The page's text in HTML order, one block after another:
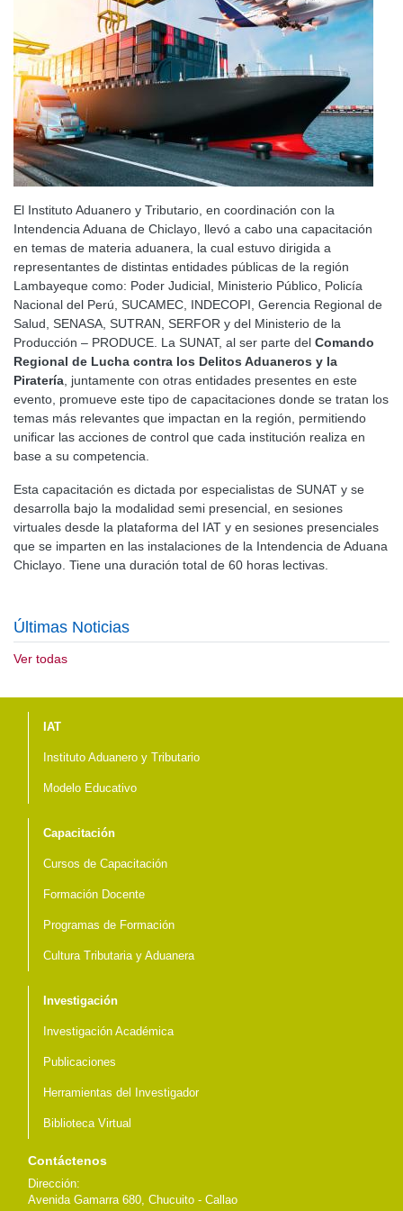
El Instituto Aduanero y Tributario, en coordinación con la
Intendencia Aduana de Chiclayo, llevó a cabo una capacitación
en temas de materia aduanera, la cual estuvo dirigida a
representantes de distintas entidades públicas de la región
Lambayeque como: Poder Judicial, Ministerio Público, Policía
Nacional del Perú, SUCAMEC, INDECOPI, Gerencia Regional de
Salud, SENASA, SUTRAN, SERFOR y del Ministerio de la
Producción – PRODUCE. La SUNAT, al ser parte del Comando
Regional de Lucha contra los Delitos Aduaneros y la
Piratería , juntamente con otras entidades presentes en este
evento, promueve este tipo de capacitaciones donde se tratan los
temas más relevantes que impactan en la región, permitiendo
unificar las acciones de control que cada institución realiza en
base a su competencia.
Esta capacitación es dictada por especialistas de SUNAT y se
desarrolla bajo la modalidad semi presencial, en sesiones
virtuales desde la plataforma del IAT y en sesiones presenciales
que se imparten en las instalaciones de la Intendencia de Aduana
Chiclayo. Tiene una duración total de 60 horas lectivas.
Últimas Noticias
Ver todas
Menú del pie
IAT
Instituto Aduanero y Tributario
Modelo Educativo
Capacitación
Cursos de Capacitación
Formación Docente
Programas de Formación
Cultura Tributaria y Aduanera
Investigación
Investigación Académica
Publicaciones
Herramientas del Investigador
Biblioteca Virtual
Contáctenos
Dirección:
Avenida Gamarra 680, Chucuito - Callao